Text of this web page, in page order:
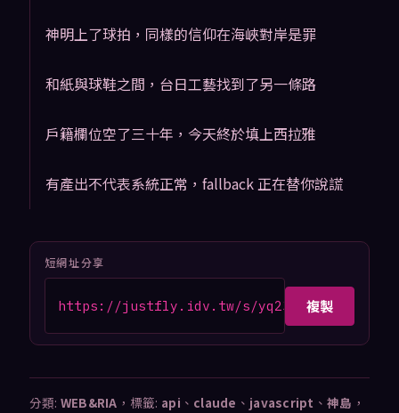
神明上了球拍，同樣的信仰在海峽對岸是罪
和紙與球鞋之間，台日工藝找到了另一條路
戶籍欄位空了三十年，今天終於填上西拉雅
有產出不代表系統正常，fallback 正在替你說謊
短網址分享
https://justfly.idv.tw/s/yq23VrZ複製
分類: WEB&RIA ，標籤: api 、 claude 、 javascript 、神島 ，